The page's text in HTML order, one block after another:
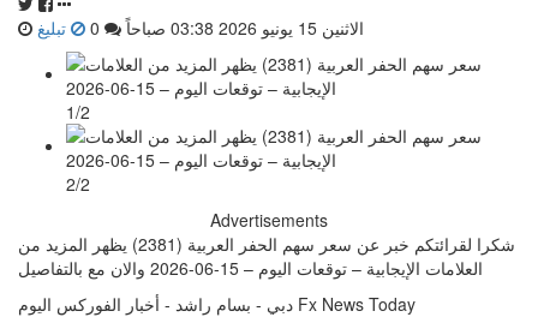
الاثنين 15 يونيو 2026 03:38 صباحاً تبليغ
1/2
2/2
Advertisements
شكرا لقرائتكم خبر عن سعر سهم الحفر العربية (2381) يظهر المزيد من
العلامات الإيجابية – توقعات اليوم – 15-06-2026 والان مع بالتفاصيل
دبي - بسام راشد - أخبار الفوركس اليوم Fx News Today